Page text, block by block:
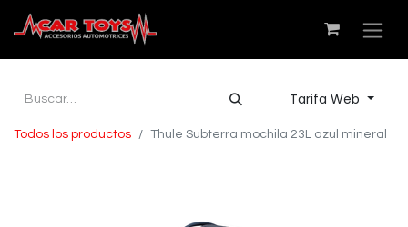
Tarifa Web
Todos los productos Thule Subterra mochila 23L azul mineral